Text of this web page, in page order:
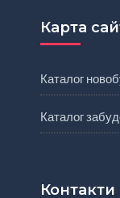
Карта
Каталог
Каталог
Контакти